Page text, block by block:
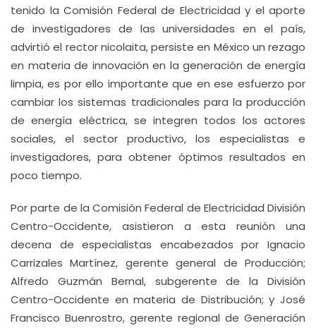
tenido la Comisión Federal de Electricidad y el aporte
de investigadores de las universidades en el país,
advirtió el rector nicolaita, persiste en México un rezago
en materia de innovación en la generación de energía
limpia, es por ello importante que en ese esfuerzo por
cambiar los sistemas tradicionales para la producción
de energía eléctrica, se integren todos los actores
sociales, el sector productivo, los especialistas e
investigadores, para obtener óptimos resultados en
poco tiempo.
Por parte de la Comisión Federal de Electricidad División
Centro-Occidente, asistieron a esta reunión una
decena de especialistas encabezados por Ignacio
Carrizales Martínez, gerente general de Producción;
Alfredo Guzmán Bernal, subgerente de la División
Centro-Occidente en materia de Distribución; y José
Francisco Buenrostro, gerente regional de Generación